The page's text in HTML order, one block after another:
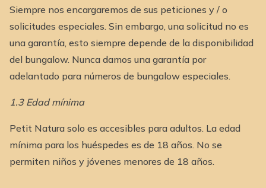
Siempre nos encargaremos de sus peticiones y / o
solicitudes especiales. Sin embargo, una solicitud no es
una garantía, esto siempre depende de la disponibilidad
del bungalow. Nunca damos una garantía por
adelantado para números de bungalow especiales.
1.3 Edad mínima
Petit Natura solo es accesibles para adultos. La edad
mínima para los huéspedes es de 18 años. No se
permiten niños y jóvenes menores de 18 años.